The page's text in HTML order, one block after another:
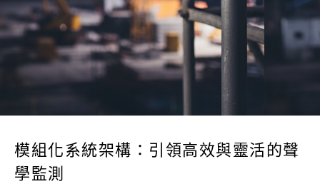
模組化系統架構：引領高效與靈活的聲
學監測